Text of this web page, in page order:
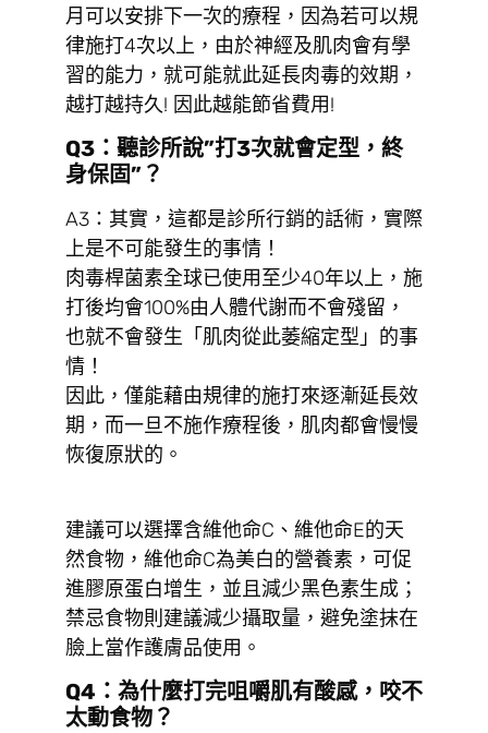
月可以安排下一次的療程，因為若可以規
律施打4次以上，由於神經及肌肉會有學
習的能力，就可能就此延長肉毒的效期，
越打越持久! 因此越能節省費用!
Q3：聽診所說”打3次就會定型，終
身保固”？
A3：其實，這都是診所行銷的話術，實際
上是不可能發生的事情！
肉毒桿菌素全球已使用至少40年以上，施
打後均會100%由人體代謝而不會殘留，
也就不會發生「肌肉從此萎縮定型」的事
情！
因此，僅能藉由規律的施打來逐漸延長效
期，而一旦不施作療程後，肌肉都會慢慢
恢復原狀的。
建議可以選擇含維他命C、維他命E的天
然食物，維他命C為美白的營養素，可促
進膠原蛋白增生，並且減少黑色素生成；
禁忌食物則建議減少攝取量，避免塗抹在
臉上當作護膚品使用。
Q4：為什麼打完咀嚼肌有酸感，咬不
太動食物？